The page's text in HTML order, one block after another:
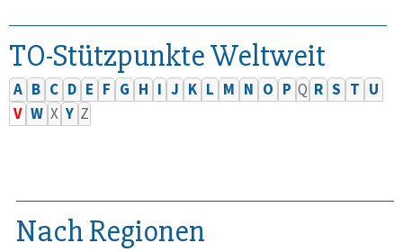
TO-Stützpunkte Weltweit
A B C D E F G H I J K L M N O P Q R S T U
V W X Y Z
Nach Regionen